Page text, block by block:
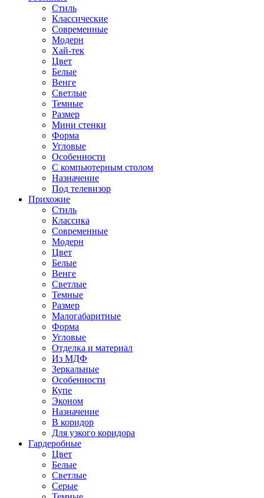
Стиль
Классические
Современные
Модерн
Хай-тек
Цвет
Белые
Венге
Светлые
Темные
Размер
Мини стенки
Форма
Угловые
Особенности
С компьютерным столом
Назначение
Под телевизор
Прихожие
Стиль
Классика
Современные
Модерн
Цвет
Белые
Венге
Светлые
Темные
Размер
Малогабаритные
Форма
Угловые
Отделка и материал
Из МДФ
Зеркальные
Особенности
Купе
Эконом
Назначение
В коридор
Для узкого коридора
Гардеробные
Цвет
Белые
Светлые
Серые